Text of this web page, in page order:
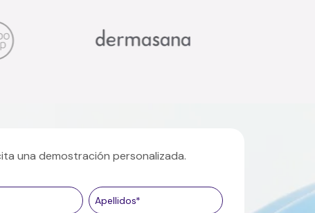
una demostración personalizada.